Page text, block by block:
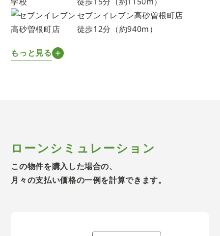
セブンイレブン高砂曽根町店
徒歩12分（約940m）
もっと見る
ローンシミュレーション
この物件を購入した場合の、
月々の支払い価格の一例を計算できます。